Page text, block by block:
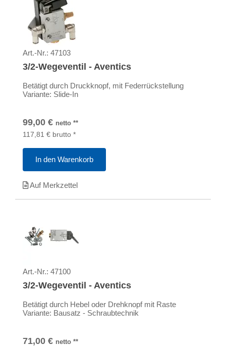
Art.-Nr.: 47103
3/2-Wegeventil - Aventics
Betätigt durch Druckknopf, mit Federrückstellung
Variante: Slide-In
99,00 € netto **
117,81 € brutto *
In den Warenkorb
Auf Merkzettel
Art.-Nr.: 47100
3/2-Wegeventil - Aventics
Betätigt durch Hebel oder Drehknopf mit Raste
Variante: Bausatz - Schraubtechnik
71,00 € netto **